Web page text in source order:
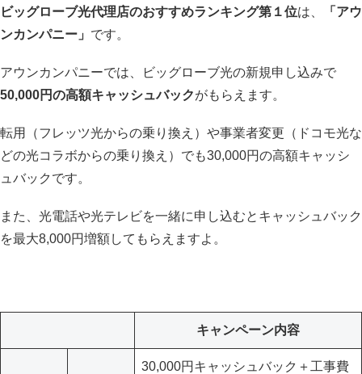
ビッグローブ光代理店のおすすめランキング第１位は、
「アウ
ンカンパニー」 です。
アウンカンパニーでは、ビッグローブ光の新規申し込みで
50,000円の高額キャッシュバックがもらえます。
転用（フレッツ光からの乗り換え）や事業者変更（ドコモ光な
どの光コラボからの乗り換え）でも30,000円の高額キャッシ
ュバックです。
また、光電話や光テレビを一緒に申し込むとキャッシュバック
を最大8,000円増額してもらえますよ。
キャンペーン内容
30,000円キャッシュバック＋工事費